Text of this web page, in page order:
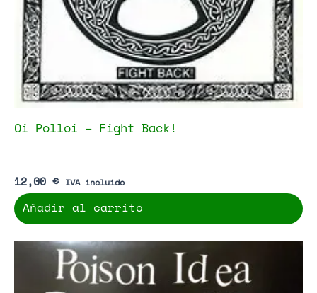
Oi Polloi – Fight Back!
12,00 € IVA incluido
Añadir al carrito